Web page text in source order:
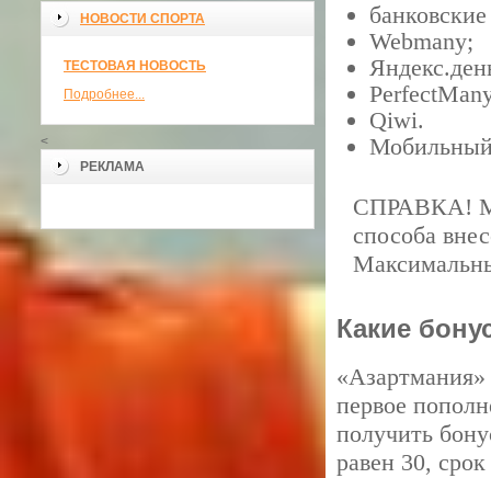
НОВОСТИ СПОРТА
ТЕСТОВАЯ НОВОСТЬ
Подробнее...
<
РЕКЛАМА
Webmany;
Qiwi.
СПРАВКА!
способа
Какие
первое
получить
равен 30,